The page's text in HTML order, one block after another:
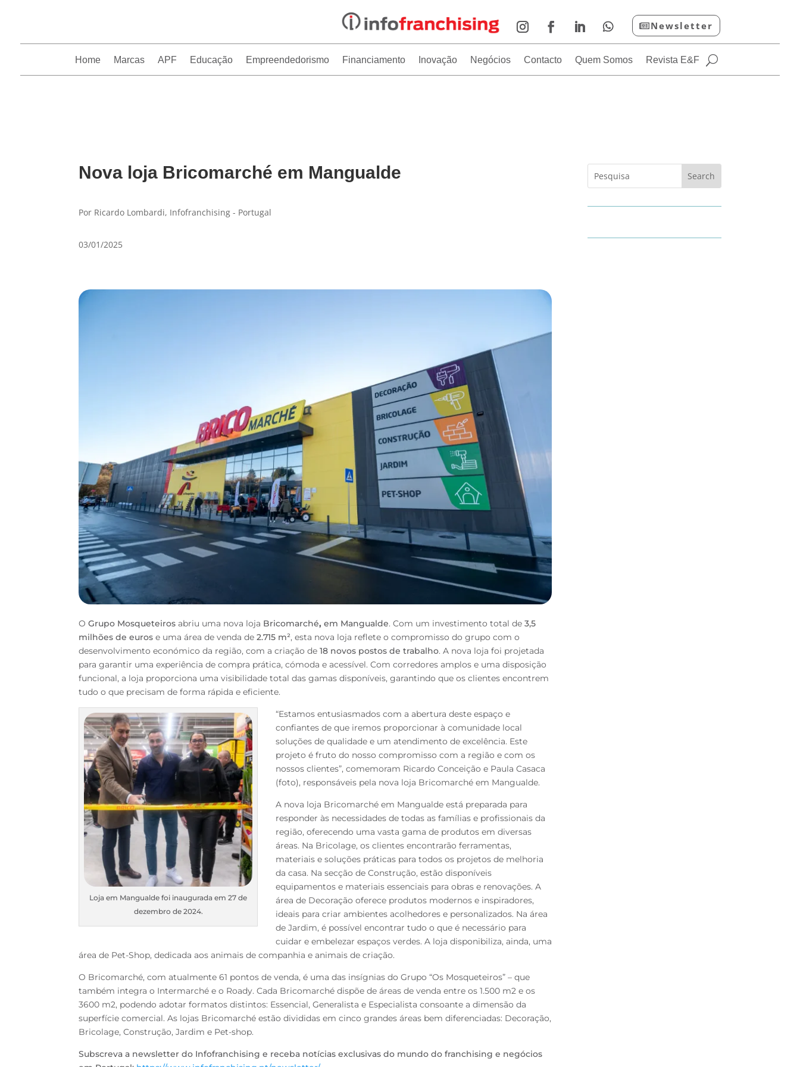
Newsletter
Home Marcas APF Educação Empreendedorismo Financiamento Inovação Negócios Contacto Quem Somos Revista E&F
Nova loja Bricomarché em Mangualde
Por Ricardo Lombardi, Infofranchising - Portugal
03/01/2025
O Grupo Mosqueteiros abriu uma nova loja Bricomarché, em Mangualde. Com um investimento total de 3,5
milhões de euros e uma área de venda de 2.715 m², esta nova loja reflete o compromisso do grupo com o
desenvolvimento económico da região, com a criação de 18 novos postos de trabalho. A nova loja foi projetada
para garantir uma experiência de compra prática, cómoda e acessível. Com corredores amplos e uma disposição
funcional, a loja proporciona uma visibilidade total das gamas disponíveis, garantindo que os clientes encontrem
tudo o que precisam de forma rápida e eficiente.
Loja em Mangualde foi inaugurada em 27 de
dezembro de 2024.
“Estamos entusiasmados com a abertura deste espaço e
confiantes de que iremos proporcionar à comunidade local
soluções de qualidade e um atendimento de excelência. Este
projeto é fruto do nosso compromisso com a região e com os
nossos clientes”, comemoram Ricardo Conceição e Paula Casaca
(foto), responsáveis pela nova loja Bricomarché em Mangualde.
A nova loja Bricomarché em Mangualde está preparada para
responder às necessidades de todas as famílias e profissionais da
região, oferecendo uma vasta gama de produtos em diversas
áreas. Na Bricolage, os clientes encontrarão ferramentas,
materiais e soluções práticas para todos os projetos de melhoria
da casa. Na secção de Construção, estão disponíveis
equipamentos e materiais essenciais para obras e renovações. A
área de Decoração oferece produtos modernos e inspiradores,
ideais para criar ambientes acolhedores e personalizados. Na área
de Jardim, é possível encontrar tudo o que é necessário para
cuidar e embelezar espaços verdes. A loja disponibiliza, ainda, uma
área de Pet-Shop, dedicada aos animais de companhia e animais de criação.
O Bricomarché, com atualmente 61 pontos de venda, é uma das insígnias do Grupo “Os Mosqueteiros” – que
também integra o Intermarché e o Roady. Cada Bricomarché dispõe de áreas de venda entre os 1.500 m2 e os
3600 m2, podendo adotar formatos distintos: Essencial, Generalista e Especialista consoante a dimensão da
superfície comercial. As lojas Bricomarché estão divididas em cinco grandes áreas bem diferenciadas: Decoração,
Bricolage, Construção, Jardim e Pet-shop.
Subscreva a newsletter do Infofranchising e receba notícias exclusivas do mundo do franchising e negócios